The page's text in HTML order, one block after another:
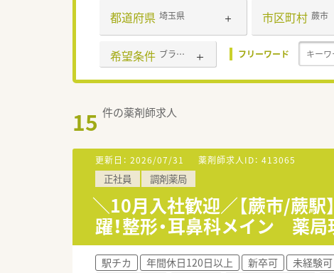
都道府県 埼玉県 市区町村 蕨市
希望条件 ブランク可 フリーワード
15 件の薬剤師求人
更新日： 2026/07/31 薬剤師求人ID： 413065
正社員 調剤薬局
＼10月入社歓迎／【蕨市/蕨
躍！整形・耳鼻科メイン 薬
駅チカ 年間休日120日以上 新卒可 未経験可